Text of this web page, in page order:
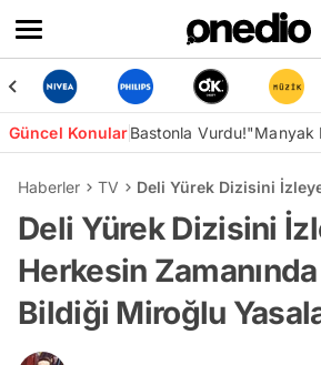
Güncel KonularBastonla Vurdu!"Manyak
Haberler TV Deli Yürek Dizisini
Deli Yürek Dizisini
Herkesin
Bildiği Miroğlu